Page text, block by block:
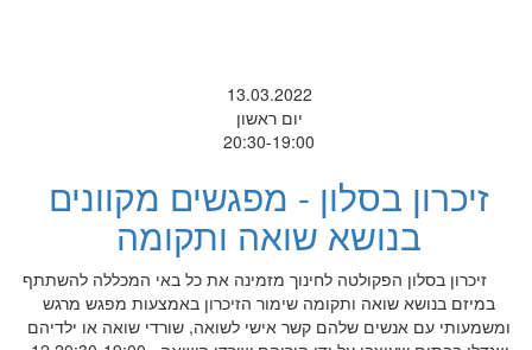
13.03.2022
יום ראשון
20:30-19:00
זיכרון בסלון - מפגשים מקוונים
בנושא שואה ותקומה
זיכרון בסלון הפקולטה לחינוך מזמינה את כל באי המכללה להשתתף
במיזם בנושא שואה ותקומה שימור הזיכרון באמצעות מפגש מרגש
ומשמעותי עם אנשים שלהם קשר אישי לשואה, שורדי שואה או ילדיהם